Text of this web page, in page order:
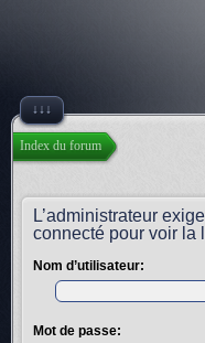
↓↓↓
Index du forum
L’administrateur
connecté pour voir la
Nom d’utilisateur:
Mot de passe: